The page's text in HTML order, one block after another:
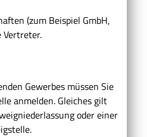
(zum Beispiel GmbH,
Vertreter.
Gewerbes müssen Sie
anmelden. Gleiches gilt
oder einer